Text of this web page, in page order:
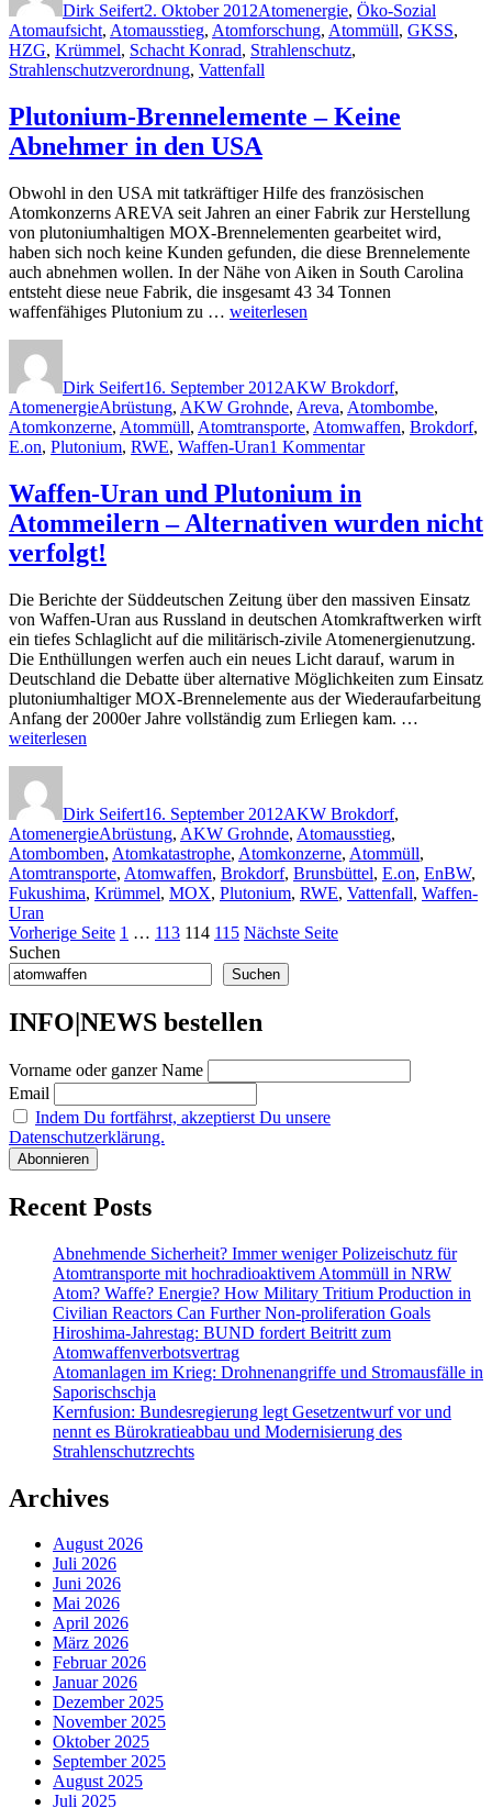
Dirk Seifert2. Oktober 2012Atomenergie, Öko-Sozial
Atomaufsicht, Atomausstieg, Atomforschung, Atommüll, GKSS,
HZG, Krümmel, Schacht Konrad, Strahlenschutz,
Strahlenschutzverordnung, Vattenfall
Plutonium-Brennelemente – Keine
Abnehmer in den USA
Obwohl in den USA mit tatkräftiger Hilfe des französischen
Atomkonzerns AREVA seit Jahren an einer Fabrik zur Herstellung
von plutoniumhaltigen MOX-Brennelementen gearbeitet wird,
haben sich noch keine Kunden gefunden, die diese Brennelemente
auch abnehmen wollen. In der Nähe von Aiken in South Carolina
entsteht diese neue Fabrik, die insgesamt 43 34 Tonnen
waffenfähiges Plutonium zu … „Plutonium-
Abnehmer
in
den
USA“
weiterlesen
Dirk Seifert16. September 2012AKW Brokdorf,
AtomenergieSchlagwörter
Abrüstung, AKW Grohnde, Areva, Atombombe,
Atomkonzerne, Atommüll, Atomtransporte, Atomwaffen, Brokdorf,
E.on, Plutonium, RWE, Waffen-Uran1 Kommentarzu
Keine
USA
Waffen-Uran und Plutonium in
Atommeilern – Alternativen wurden nicht
verfolgt!
Die Berichte der Süddeutschen Zeitung über den massiven Einsatz
von Waffen-Uran aus Russland in deutschen Atomkraftwerken wirft
ein tiefes Schlaglicht auf die militärisch-zivile Atomenergienutzung.
Die Enthüllungen werfen auch ein neues Licht darauf, warum in
Deutschland die Debatte über alternative Möglichkeiten zum Einsatz
plutoniumhaltiger MOX-Brennelemente aus der Wiederaufarbeitung
Anfang der 2000er Jahre vollständig zum Erliegen kam. …
wurden
nicht
weiterlesen
Dirk Seifert16. September 2012AKW Brokdorf,
AtomenergieSchlagwörter
Abrüstung, AKW Grohnde, Atomausstieg,
Atombomben, Atomkatastrophe, Atomkonzerne, Atommüll,
Atomtransporte, Atomwaffen, Brokdorf, Brunsbüttel, E.on, EnBW,
Fukushima, Krümmel, MOX, Plutonium, RWE, Vattenfall, Waffen-
Uran
Seitennummerierung
der
Beiträge
Vorherige Seite Seite
1 … Seite
113 Seite
114 Seite
115 Nächste Seite
Suchen
Suchen
INFO|NEWS bestellen
Vorname oder ganzer Name
Email
Indem Du fortfährst, akzeptierst Du unsere
Datenschutzerklärung.
Recent Posts
Abnehmende Sicherheit? Immer weniger Polizeischutz für
Atomtransporte mit hochradioaktivem Atommüll in NRW
Atom? Waffe? Energie? How Military Tritium Production in
Civilian Reactors Can Further Non-proliferation Goals
Hiroshima-Jahrestag: BUND fordert Beitritt zum
Atomwaffenverbotsvertrag
Atomanlagen im Krieg: Drohnenangriffe und Stromausfälle in
Saporischschja
Kernfusion: Bundesregierung legt Gesetzentwurf vor und
nennt es Bürokratieabbau und Modernisierung des
Strahlenschutzrechts
Archives
August 2026
Juli 2026
Juni 2026
Mai 2026
April 2026
März 2026
Februar 2026
Januar 2026
Dezember 2025
November 2025
Oktober 2025
September 2025
August 2025
Juli 2025